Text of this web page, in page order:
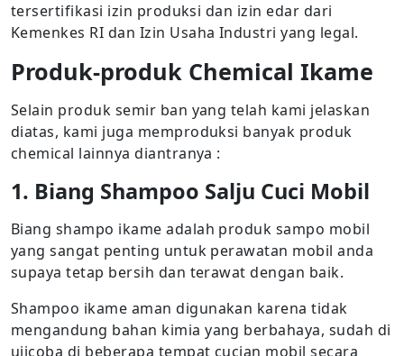
tersertifikasi izin produksi dan izin edar dari
Kemenkes RI dan Izin Usaha Industri yang legal.
Produk-produk Chemical Ikame
Selain produk semir ban yang telah kami jelaskan
diatas, kami juga memproduksi banyak produk
chemical lainnya diantranya :
1. Biang Shampoo Salju Cuci Mobil
Biang shampo ikame adalah produk sampo mobil
yang sangat penting untuk perawatan mobil anda
supaya tetap bersih dan terawat dengan baik.
Shampoo ikame aman digunakan karena tidak
mengandung bahan kimia yang berbahaya, sudah di
ujicoba di beberapa tempat cucian mobil secara